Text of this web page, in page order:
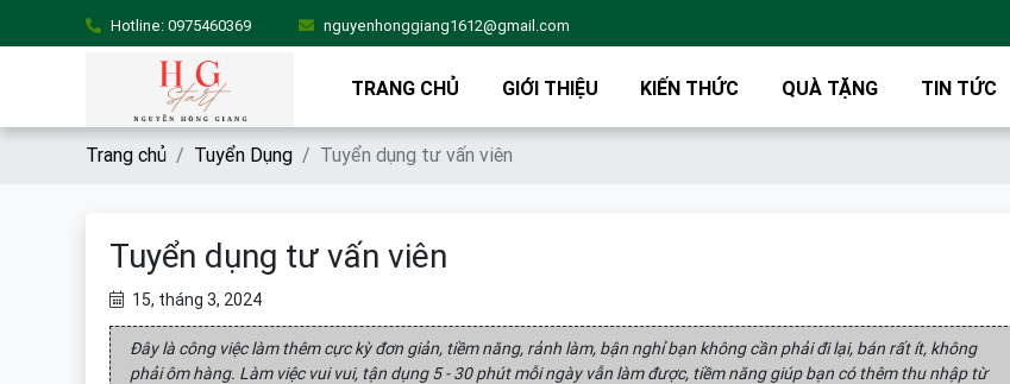
Hotline: 0975460369 nguyenhonggiang1612@gmail.com
TRANG CHỦ GIỚI THIỆU KIẾN THỨC QUÀ TẶNG TIN TỨC
Trang chủ Tuyển Dụng Tuyển dụng tư vấn viên
Tuyển dụng tư vấn viên
15, tháng 3, 2024
Đây là công việc làm thêm cực kỳ đơn giản, tiềm năng, rảnh làm, bận nghỉ bạn không cần phải đi lại, bán rất ít, không
phải ôm hàng. Làm việc vui vui, tận dụng 5 - 30 phút mỗi ngày vẫn làm được, tiềm năng giúp bạn có thêm thu nhập từ